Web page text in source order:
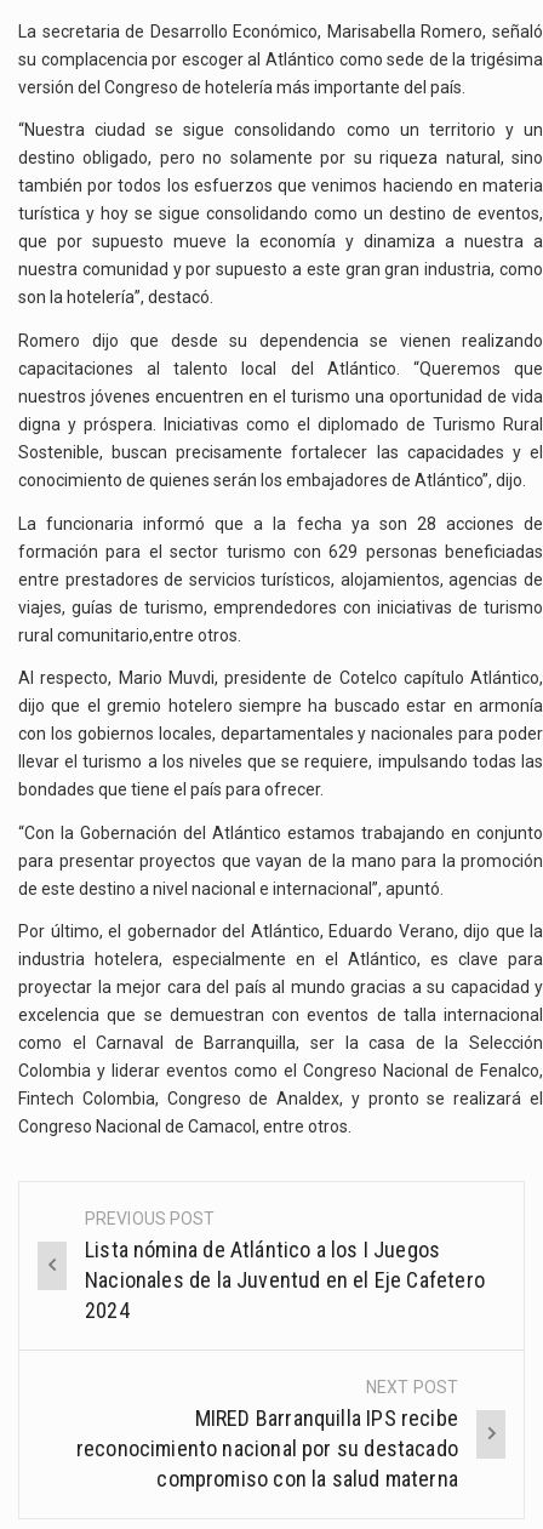
La secretaria de Desarrollo Económico, Marisabella Romero, señaló
su complacencia por escoger al Atlántico como sede de la trigésima
versión del Congreso de hotelería más importante del país.
“Nuestra ciudad se sigue consolidando como un territorio y un
destino obligado, pero no solamente por su riqueza natural, sino
también por todos los esfuerzos que venimos haciendo en materia
turística y hoy se sigue consolidando como un destino de eventos,
que por supuesto mueve la economía y dinamiza a nuestra a
nuestra comunidad y por supuesto a este gran gran industria, como
son la hotelería”, destacó.
Romero dijo que desde su dependencia se vienen realizando
capacitaciones al talento local del Atlántico. “Queremos que
nuestros jóvenes encuentren en el turismo una oportunidad de vida
digna y próspera. Iniciativas como el diplomado de Turismo Rural
Sostenible, buscan precisamente fortalecer las capacidades y el
conocimiento de quienes serán los embajadores de Atlántico”, dijo.
La funcionaria informó que a la fecha ya son 28 acciones de
formación para el sector turismo con 629 personas beneficiadas
entre prestadores de servicios turísticos, alojamientos, agencias de
viajes, guías de turismo, emprendedores con iniciativas de turismo
rural comunitario,entre otros.
Al respecto, Mario Muvdi, presidente de Cotelco capítulo Atlántico,
dijo que el gremio hotelero siempre ha buscado estar en armonía
con los gobiernos locales, departamentales y nacionales para poder
llevar el turismo a los niveles que se requiere, impulsando todas las
bondades que tiene el país para ofrecer.
“Con la Gobernación del Atlántico estamos trabajando en conjunto
para presentar proyectos que vayan de la mano para la promoción
de este destino a nivel nacional e internacional”, apuntó.
Por último, el gobernador del Atlántico, Eduardo Verano, dijo que la
industria hotelera, especialmente en el Atlántico, es clave para
proyectar la mejor cara del país al mundo gracias a su capacidad y
excelencia que se demuestran con eventos de talla internacional
como el Carnaval de Barranquilla, ser la casa de la Selección
Colombia y liderar eventos como el Congreso Nacional de Fenalco,
Fintech Colombia, Congreso de Analdex, y pronto se realizará el
Congreso Nacional de Camacol, entre otros.
Post
navigation
PREVIOUS POST
Lista nómina de Atlántico a los I Juegos
Nacionales de la Juventud en el Eje Cafetero
2024
NEXT POST
MIRED Barranquilla IPS recibe
reconocimiento nacional por su destacado
compromiso con la salud materna